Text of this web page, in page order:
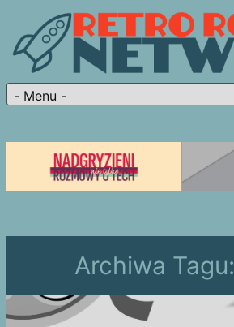
Archiwa Tagu: